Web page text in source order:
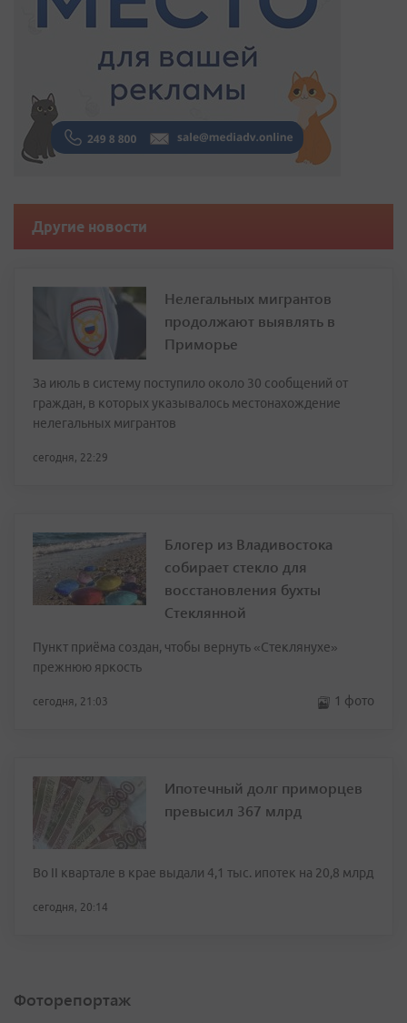
Другие новости
Нелегальных мигрантов
продолжают выявлять в
Приморье
За июль в систему поступило около 30 сообщений от
граждан, в которых указывалось местонахождение
нелегальных мигрантов
сегодня, 22:29
Блогер из Владивостока
собирает стекло для
восстановления бухты
Стеклянной
Пункт приёма создан, чтобы вернуть «Стеклянухе»
прежнюю яркость
сегодня, 21:03 1 фото
Ипотечный долг приморцев
превысил 367 млрд
Во II квартале в крае выдали 4,1 тыс. ипотек на 20,8 млрд
сегодня, 20:14
Фоторепортаж